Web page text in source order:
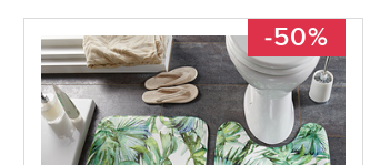
-50%